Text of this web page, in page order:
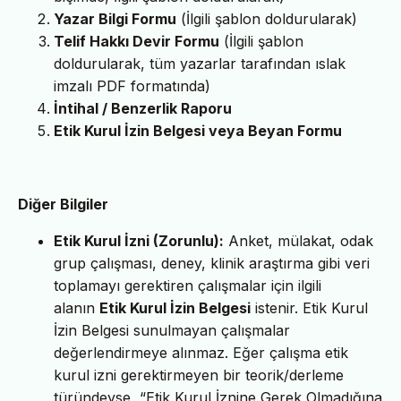
Yazar Bilgi Formu (İlgili şablon doldurularak)
Telif Hakkı Devir Formu (İlgili şablon
doldurularak, tüm yazarlar tarafından ıslak
imzalı PDF formatında)
İntihal / Benzerlik Raporu
Etik Kurul İzin Belgesi veya Beyan Formu
Diğer Bilgiler
Etik Kurul İzni (Zorunlu): Anket, mülakat, odak
grup çalışması, deney, klinik araştırma gibi veri
toplamayı gerektiren çalışmalar için ilgili
alanın Etik Kurul İzin Belgesi istenir. Etik Kurul
İzin Belgesi sunulmayan çalışmalar
değerlendirmeye alınmaz. Eğer çalışma etik
kurul izni gerektirmeyen bir teorik/derleme